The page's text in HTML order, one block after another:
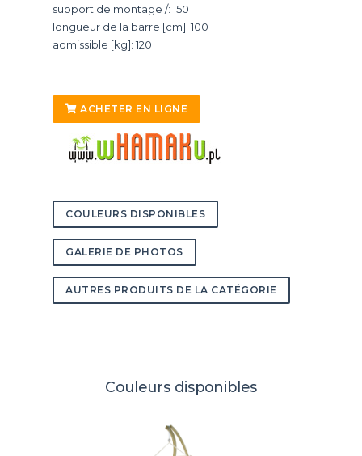
support de montage /: 150
longueur de la barre [cm]: 100
admissible [kg]: 120
ACHETER EN LIGNE
COULEURS DISPONIBLES
GALERIE DE PHOTOS
AUTRES PRODUITS DE LA CATÉGORIE
Couleurs disponibles